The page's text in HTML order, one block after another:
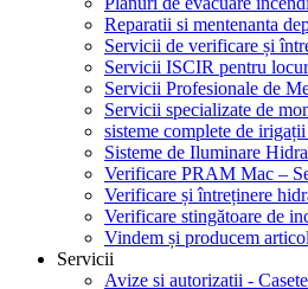
Reparatii si mentenanta
Servicii de verificare și
Servicii ISCIR pentru
Servicii Profesionale de
Servicii specializate de
sisteme complete de
Sisteme de Iluminare
Verificare PRAM Mac –
Verificare și întreținere
Verificare stingătoare de
Vindem și producem
Servicii
Avize si autorizatii -